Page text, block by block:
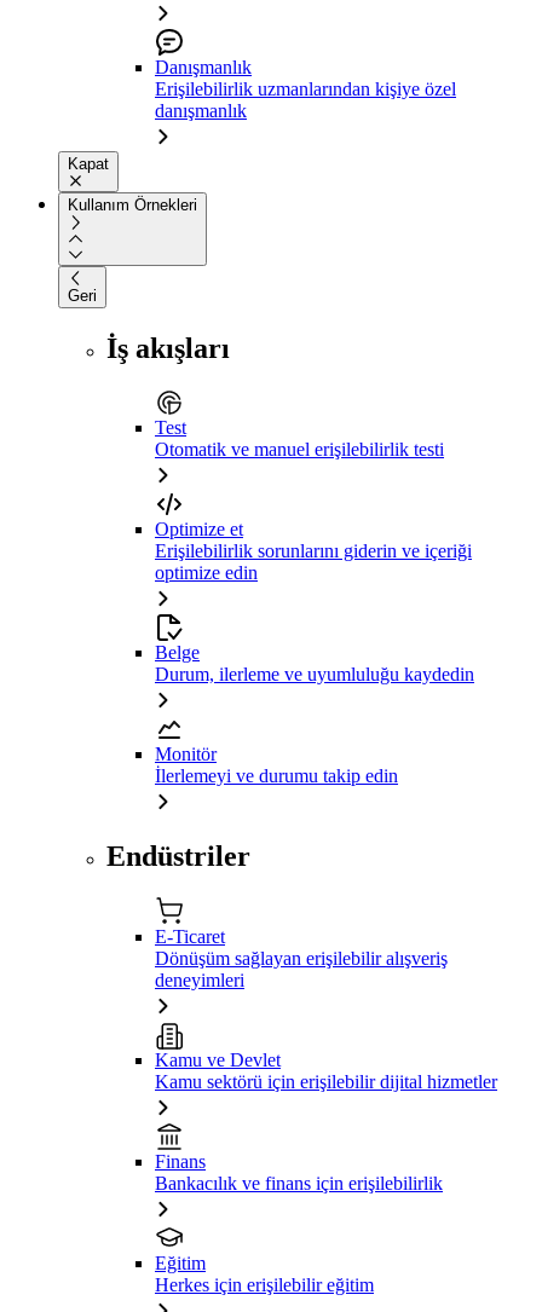
Danışmanlık
Erişilebilirlik uzmanlarından kişiye özel
danışmanlık
Kapat
Kullanım Örnekleri
Geri
İş akışları
Test
Otomatik ve manuel erişilebilirlik testi
Optimize et
Erişilebilirlik sorunlarını giderin ve içeriği
optimize edin
Belge
Durum, ilerleme ve uyumluluğu kaydedin
Monitör
İlerlemeyi ve durumu takip edin
Endüstriler
E-Ticaret
Dönüşüm sağlayan erişilebilir alışveriş
deneyimleri
Kamu ve Devlet
Kamu sektörü için erişilebilir dijital hizmetler
Finans
Bankacılık ve finans için erişilebilirlik
Eğitim
Herkes için erişilebilir eğitim